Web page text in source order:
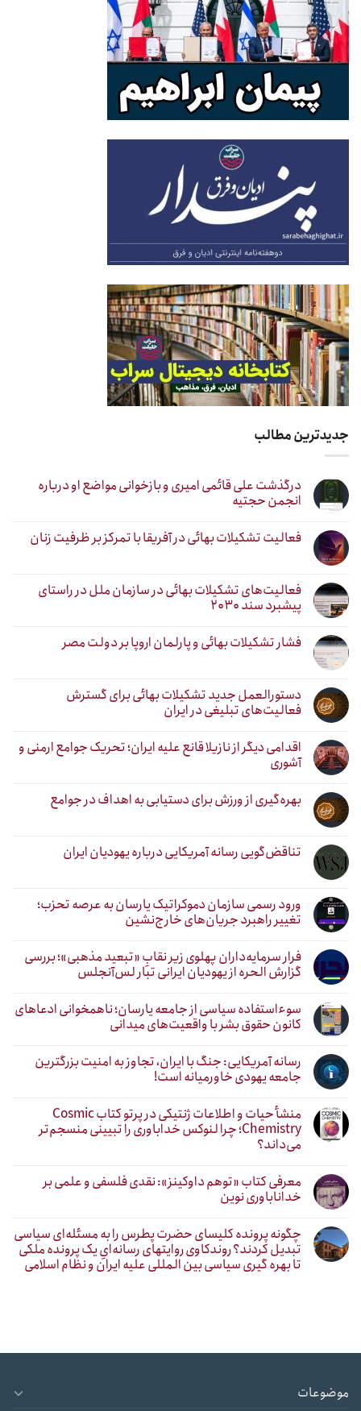
جدیدترین مطالب
درگذشت علی قائمی امیری و بازخوانی مواضع او درباره
انجمن حجتیه
فعالیت تشکیلات بهائی در آفریقا با تمرکز بر ظرفیت زنان
فعالیت‌های تشکیلات بهائی در سازمان ملل در راستای
پیشبرد سند ۲۰۳۰
فشار تشکیلات بهائی و پارلمان اروپا بر دولت مصر
دستورالعمل جدید تشکیلات بهائی برای گسترش
فعالیت‌های تبلیغی در ایران
اقدامی دیگر از نازیلا قانع علیه ایران؛ تحریک جوامع ارمنی و
آشوری
بهره‌گیری از ورزش برای دستیابی به اهداف در جوامع
تناقض‌گویی رسانه آمریکایی درباره یهودیان ایران
ورود رسمی سازمان دموکراتیک یارسان به عرصه تحزب؛
تغییر راهبرد جریان‌های خارج‌نشین
فرار سرمایه‌داران پهلوی زیر نقابِ «تبعید مذهبی»؛ بررسی
گزارش الحره از یهودیان ایرانی تبار لس‌آنجلس
سوءاستفاده سیاسی از جامعه یارسان؛ ناهمخوانی ادعاهای
کانون حقوق بشر با واقعیت‌های میدانی
رسانه آمریکایی: جنگ با ایران، تجاوز به امنیت بزرگترین
جامعه یهودی خاورمیانه است!
منشأ حیات و اطلاعات ژنتیکی در پرتو کتاب Cosmic
Chemistry؛ چرا لنوکس خداباوری را تبیینی منسجم‌تر
می‌داند؟
معرفی کتاب «توهم داوکینز»: نقدی فلسفی و علمی بر
خداناباوری نوین
چگونه پرونده کلیسای حضرت پطرس را به مسئله‌ای سیاسی
تبدیل کردند؟ روندکاوی روایتهای رسانه‌ایِ یک پرونده ملکی
تا بهره گیری سیاسی بین المللی علیه ایران و نظام اسلامی
موضوعات